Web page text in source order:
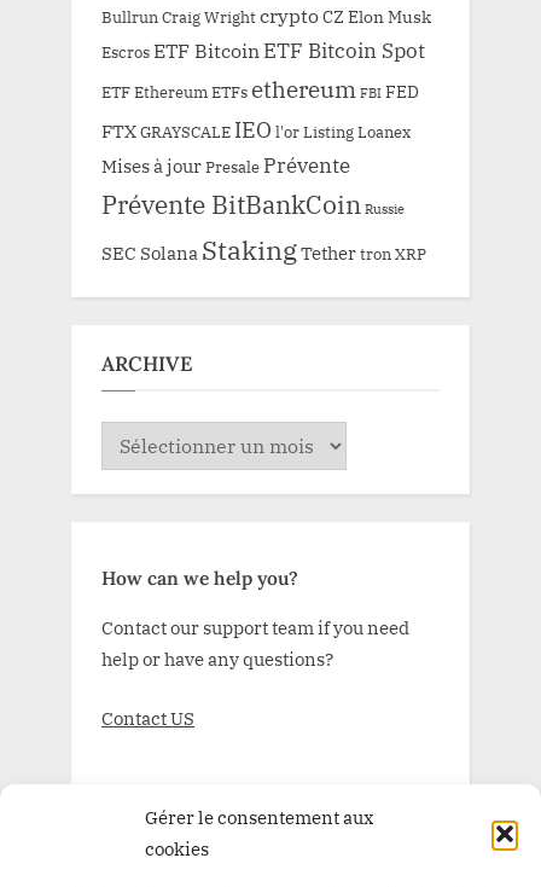
Gérer le consentement aux
cookies
Bullrun Craig WrightcryptoCZ Elon Musk
EscrosETF Bitcoin ETF Bitcoin Spot
ETF Ethereum ETFs ethereum FBI FED
FTXGRAYSCALE IEO l'orListingLoanex
Mises à jourPresale Prévente
Prévente BitBankCoin Russie
SEC Solana StakingTethertron XRP
ARCHIVE
ARCHIVE
How can we help you?
Contact our support team if you need
help or have any questions?
Contact US